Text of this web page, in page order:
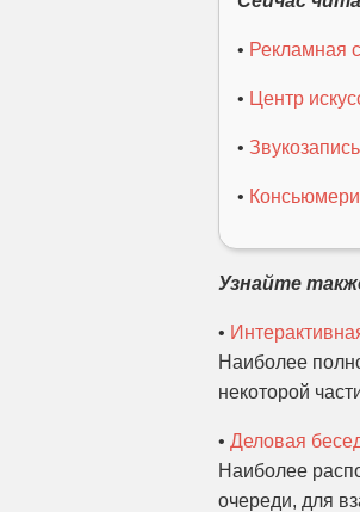
• Рекламная
• Центр
• Звукозапись
•
Узнайте
•
Наиболее
некоторой
• Деловая
Наиболее
очереди, для